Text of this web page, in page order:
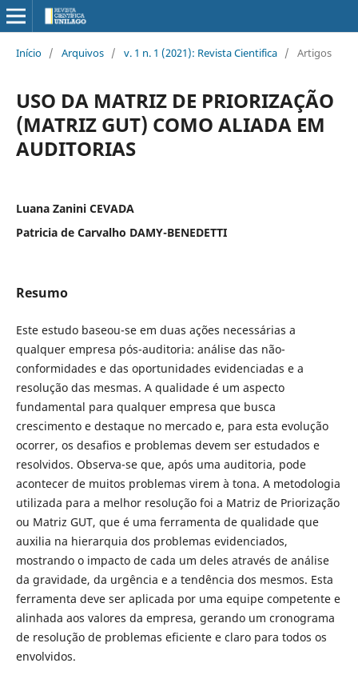
Início / Arquivos / v. 1 n. 1 (2021): Revista Cientifica / Artigos
USO DA MATRIZ DE PRIORIZAÇÃO
(MATRIZ GUT) COMO ALIADA EM
AUDITORIAS
Luana Zanini CEVADA
Patricia de Carvalho DAMY-BENEDETTI
Resumo
Este estudo baseou-se em duas ações necessárias a
qualquer empresa pós-auditoria: análise das não-
conformidades e das oportunidades evidenciadas e a
resolução das mesmas. A qualidade é um aspecto
fundamental para qualquer empresa que busca
crescimento e destaque no mercado e, para esta evolução
ocorrer, os desafios e problemas devem ser estudados e
resolvidos. Observa-se que, após uma auditoria, pode
acontecer de muitos problemas virem à tona. A metodologia
utilizada para a melhor resolução foi a Matriz de Priorização
ou Matriz GUT, que é uma ferramenta de qualidade que
auxilia na hierarquia dos problemas evidenciados,
mostrando o impacto de cada um deles através de análise
da gravidade, da urgência e a tendência dos mesmos. Esta
ferramenta deve ser aplicada por uma equipe competente e
alinhada aos valores da empresa, gerando um cronograma
de resolução de problemas eficiente e claro para todos os
envolvidos.